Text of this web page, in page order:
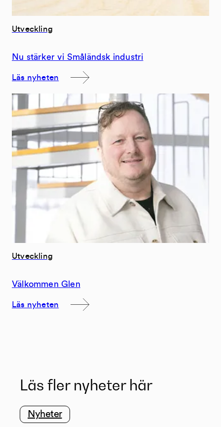
Utveckling
Nu stärker vi Småländsk industri
Läs nyheten
Utveckling
Välkommen Glen
Läs nyheten
Läs fler nyheter här
Nyheter